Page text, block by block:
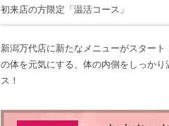
初来店の方限定「温活コース」
新潟万代店に新たなメニューがスタート
の体を元気にする、体の内側をしっかり
ス！